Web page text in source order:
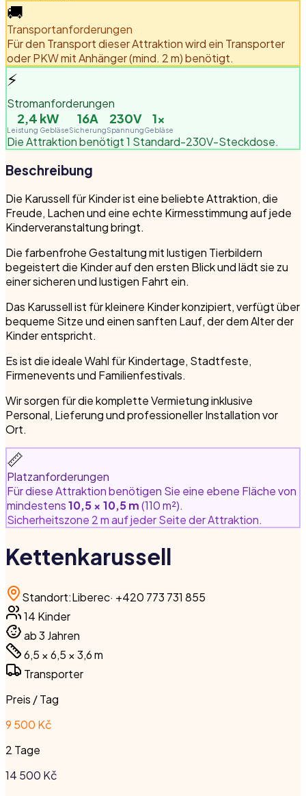
🚚
Transportanforderungen
Für den Transport dieser Attraktion wird ein Transporter
oder PKW mit Anhänger (mind. 2 m) benötigt.
⚡
Stromanforderungen
2,4 kW
Leistung Gebläse
16A
Sicherung
230V
Spannung
1×
Gebläse
Die Attraktion benötigt 1 Standard-230V-Steckdose.
Beschreibung
Die Karussell für Kinder ist eine beliebte Attraktion, die
Freude, Lachen und eine echte Kirmesstimmung auf jede
Kinderveranstaltung bringt.
Die farbenfrohe Gestaltung mit lustigen Tierbildern
begeistert die Kinder auf den ersten Blick und lädt sie zu
einer sicheren und lustigen Fahrt ein.
Das Karussell ist für kleinere Kinder konzipiert, verfügt über
bequeme Sitze und einen sanften Lauf, der dem Alter der
Kinder entspricht.
Es ist die ideale Wahl für Kindertage, Stadtfeste,
Firmenevents und Familienfestivals.
Wir sorgen für die komplette Vermietung inklusive
Personal, Lieferung und professioneller Installation vor
Ort.
📏
Platzanforderungen
Für diese Attraktion benötigen Sie eine ebene Fläche von
mindestens10,5 × 10,5 m(110 m²).
Sicherheitszone 2 m auf jeder Seite der Attraktion.
Kettenkarussell
Standort:Liberec· +420 773 731 855
14 Kinder
ab 3 Jahren
6,5 × 6,5 × 3,6m
Transporter
Preis / Tag
9 500 Kč
2 Tage
14 500 Kč